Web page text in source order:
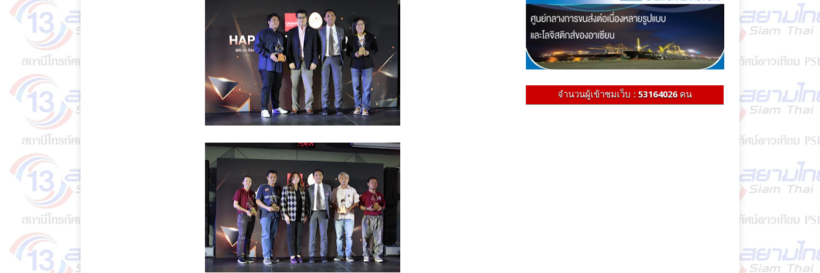
จำนวนผู้เข้าชมเว็บ : 53164026คน